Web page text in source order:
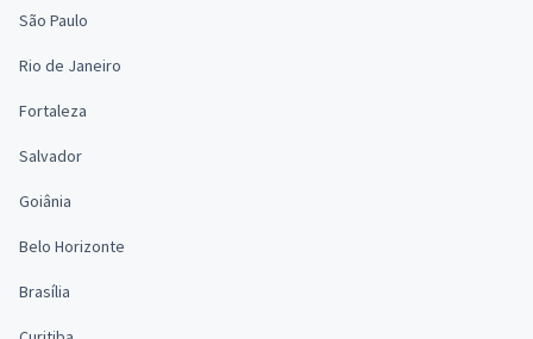
São Paulo
Rio de Janeiro
Fortaleza
Salvador
Goiânia
Belo Horizonte
Brasília